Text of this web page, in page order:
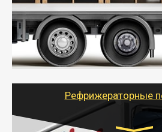
- Экономный способ доставить
другой город - догрузом или
грузоперевозки для физлиц, ИП
дешевле.
- Тайгер Логистик организует
крупногабаритных и личных
для погрузочно-разгрузочных
Рефрижераторные